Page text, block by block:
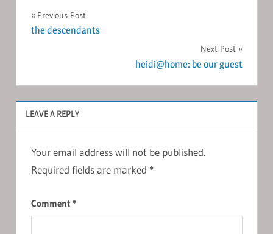
Post
Previous Post
the descendants
Next Post
heidi@home: be our guest
LEAVE A REPLY
Your email address will not be published.
Required fields are marked *
Comment *